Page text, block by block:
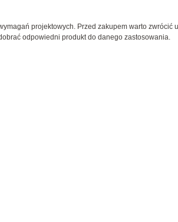
projektowych. Przed zakupem warto zwrócić
odpowiedni produkt do danego zastosowania.